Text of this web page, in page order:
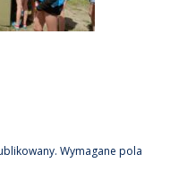
Wymagane pola